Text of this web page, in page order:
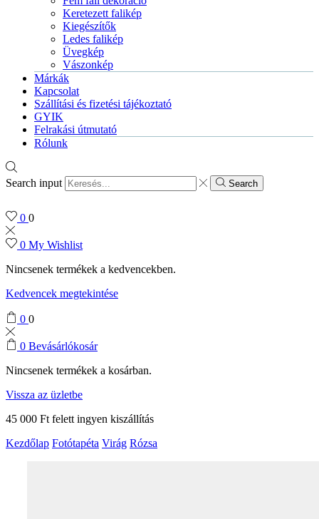
Keretezett falikép
Kiegészítők
Ledes falikép
Üvegkép
Vászonkép
Márkák
Kapcsolat
Szállítási és fizetési tájékoztató
GYIK
Felrakási útmutató
Rólunk
Search input Search
0 0
0 My Wishlist
Nincsenek termékek a kedvencekben.
Kedvencek megtekintése
0 0
0 Bevásárlókosár
Nincsenek termékek a kosárban.
Vissza az üzletbe
45 000 Ft felett ingyen kiszállítás
Kezdőlap Fotótapéta Virág Rózsa